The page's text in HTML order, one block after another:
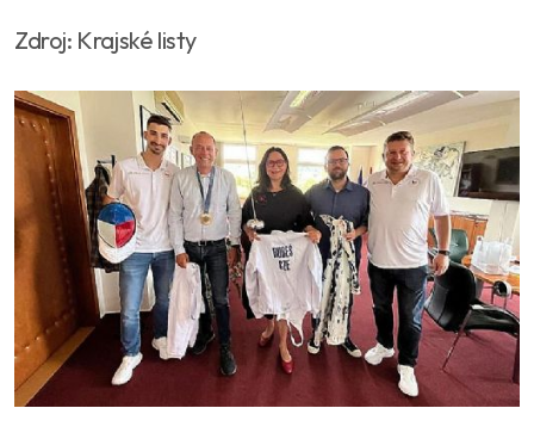
Zdroj: Krajské listy